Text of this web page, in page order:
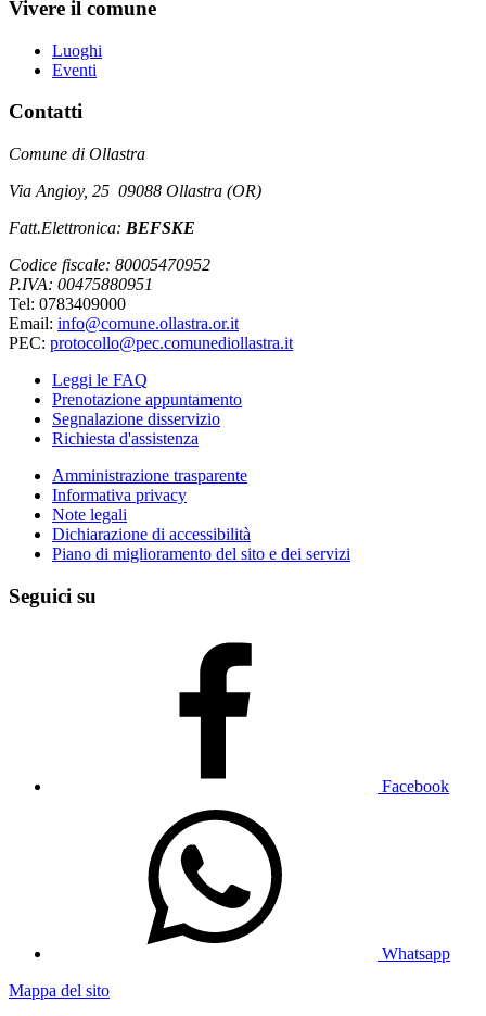
Vivere il comune
Luoghi
Eventi
Contatti
Comune di Ollastra
Via Angioy, 25 09088 Ollastra (OR)
Fatt.Elettronica: BEFSKE
Codice fiscale: 80005470952
P.IVA: 00475880951
Tel: 0783409000
Email: info@comune.ollastra.or.it
PEC: protocollo@pec.comunediollastra.it
Leggi le FAQ
Prenotazione appuntamento
Segnalazione disservizio
Richiesta d'assistenza
Amministrazione trasparente
Informativa privacy
Note legali
Dichiarazione di accessibilità
Piano di miglioramento del sito e dei servizi
Seguici su
Facebook
Whatsapp
Mappa del sito